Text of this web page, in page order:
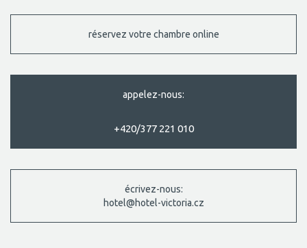
réservez votre chambre online
appelez-nous:
+420/377 221 010
écrivez-nous:
hotel@hotel-victoria.cz